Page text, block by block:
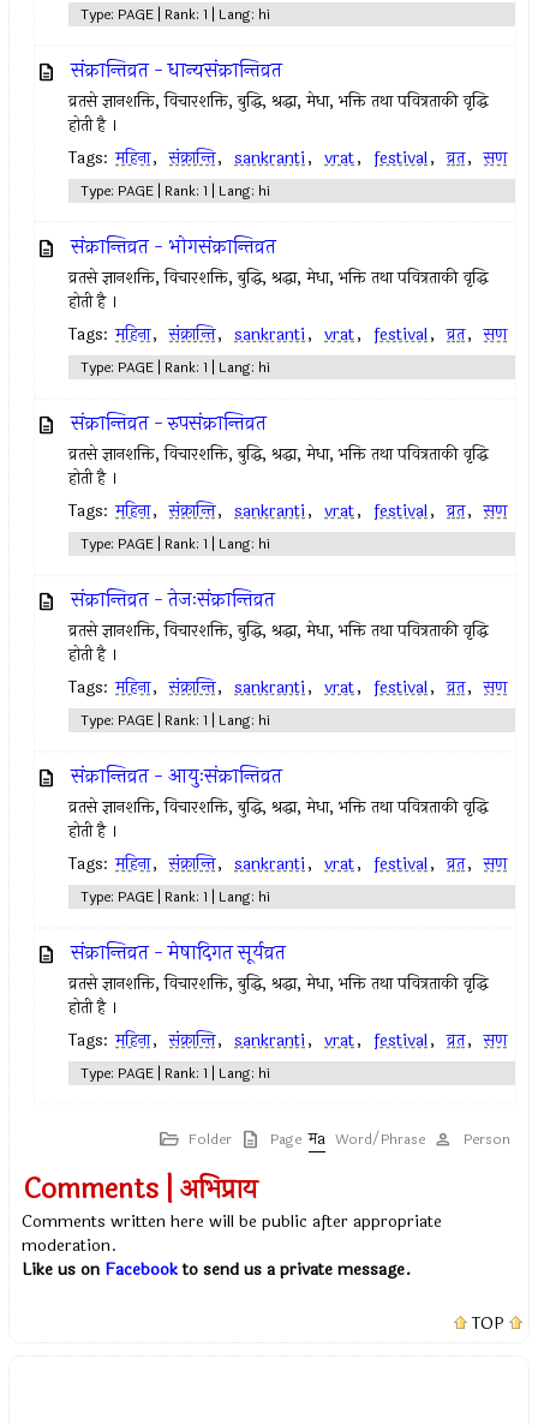
Type: PAGE | Rank: 1 | Lang: hi
संक्रान्तिव्रत - धान्यसंक्रान्तिव्रत
व्रतसे ज्ञानशक्ति, विचारशक्ति, बुद्धि, श्रद्धा, मेधा, भक्ति तथा पवित्रताकी वृद्धि
होती है ।
Tags: महिना, संक्रान्ति, sankranti, vrat, festival, व्रत, सण
Type: PAGE | Rank: 1 | Lang: hi
संक्रान्तिव्रत - भोगसंक्रान्तिव्रत
व्रतसे ज्ञानशक्ति, विचारशक्ति, बुद्धि, श्रद्धा, मेधा, भक्ति तथा पवित्रताकी वृद्धि
होती है ।
Tags: महिना, संक्रान्ति, sankranti, vrat, festival, व्रत, सण
Type: PAGE | Rank: 1 | Lang: hi
संक्रान्तिव्रत - रुपसंक्रान्तिव्रत
व्रतसे ज्ञानशक्ति, विचारशक्ति, बुद्धि, श्रद्धा, मेधा, भक्ति तथा पवित्रताकी वृद्धि
होती है ।
Tags: महिना, संक्रान्ति, sankranti, vrat, festival, व्रत, सण
Type: PAGE | Rank: 1 | Lang: hi
संक्रान्तिव्रत - तेजःसंक्रान्तिव्रत
व्रतसे ज्ञानशक्ति, विचारशक्ति, बुद्धि, श्रद्धा, मेधा, भक्ति तथा पवित्रताकी वृद्धि
होती है ।
Tags: महिना, संक्रान्ति, sankranti, vrat, festival, व्रत, सण
Type: PAGE | Rank: 1 | Lang: hi
संक्रान्तिव्रत - आयुःसंक्रान्तिव्रत
व्रतसे ज्ञानशक्ति, विचारशक्ति, बुद्धि, श्रद्धा, मेधा, भक्ति तथा पवित्रताकी वृद्धि
होती है ।
Tags: महिना, संक्रान्ति, sankranti, vrat, festival, व्रत, सण
Type: PAGE | Rank: 1 | Lang: hi
संक्रान्तिव्रत - मेषादिगत सूर्यव्रत
व्रतसे ज्ञानशक्ति, विचारशक्ति, बुद्धि, श्रद्धा, मेधा, भक्ति तथा पवित्रताकी वृद्धि
होती है ।
Tags: महिना, संक्रान्ति, sankranti, vrat, festival, व्रत, सण
Type: PAGE | Rank: 1 | Lang: hi
Folder Page Word/Phrase Person
Comments | अभिप्राय
Comments written here will be public after appropriate
moderation.
Like us on Facebookto send us a private message.
TOP